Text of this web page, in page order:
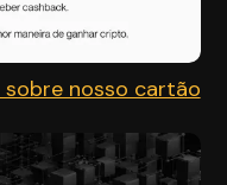
sobre nosso cartão